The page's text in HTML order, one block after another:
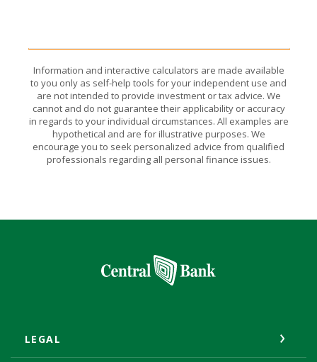
Information and interactive calculators are made available
to you only as self-help tools for your independent use and
are not intended to provide investment or tax advice. We
cannot and do not guarantee their applicability or accuracy
in regards to your individual circumstances. All examples are
hypothetical and are for illustrative purposes. We
encourage you to seek personalized advice from qualified
professionals regarding all personal finance issues.
Central Bank
LEGAL